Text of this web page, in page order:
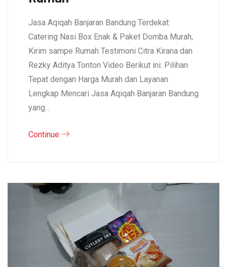
Jasa Aqiqah Banjaran Bandung Terdekat:
Catering Nasi Box Enak & Paket Domba Murah,
Kirim sampe Rumah Testimoni Citra Kirana dan
Rezky Aditya Tonton Video Berikut ini: Pilihan
Tepat dengan Harga Murah dan Layanan
Lengkap Mencari Jasa Aqiqah Banjaran Bandung
yang…
Continue